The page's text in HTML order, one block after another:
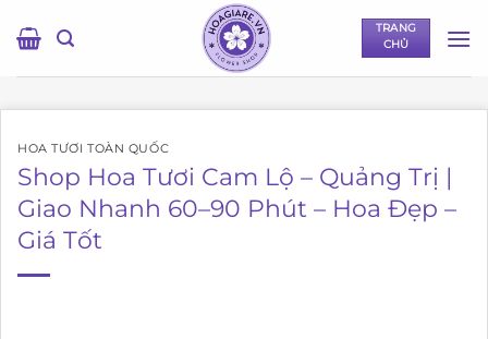
qua
TRANG
CHỦ
HOA TƯƠI TOÀN QUỐC
Shop Hoa Tươi Cam Lộ – Quảng Trị |
Giao Nhanh 60–90 Phút – Hoa Đẹp –
Giá Tốt